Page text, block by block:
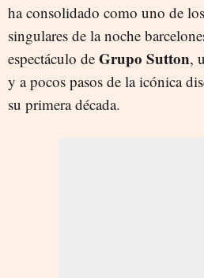
ha consolidado como uno de
singulares de la noche
espectáculo de Grupo Sutton,
y a pocos pasos de la icónica
su primera década.